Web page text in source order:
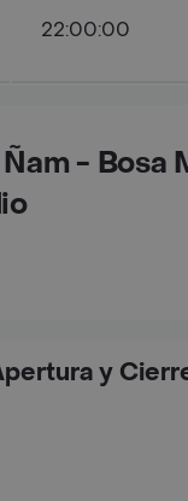
22:00:00
- Bosa
y